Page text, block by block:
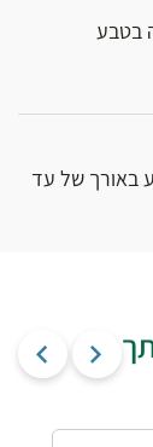
בטבע
באורך של עד